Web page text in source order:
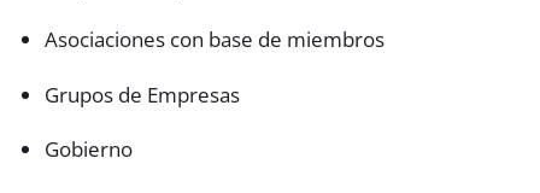
Asociaciones con base de miembros
Grupos de Empresas
Gobierno